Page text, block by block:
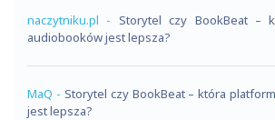
naczytniku.pl - Storytel czy BookBeat –
audiobooków jest lepsza?
MaQ - Storytel czy BookBeat – która
jest lepsza?